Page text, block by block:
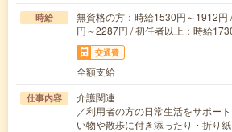
時給
無資格の方：時給1530円～1912円
円～2287円 / 初任者以上：時給
交通費
全額支給
仕事内容
介護関連
／利用者の方の日常生活をサポー
い物や散歩に付き添ったり・折り